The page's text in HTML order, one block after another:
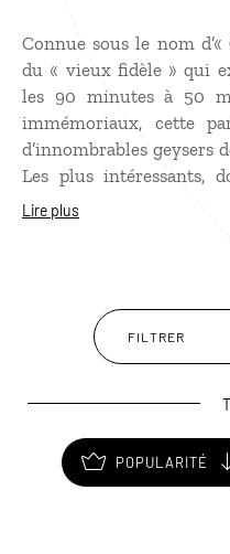
Connue sous le nom
du « vieux fidèle » qui
les 90 minutes à 50
immémoriaux, cette
d’innombrables geysers
Les plus intéressants,
trouvent dans l’Upper
conseillé de se
d’éruptions des
balade. Au cours de
cratère géant de
splendides, ni Grand
m de haut.
Lire plus
FILTRER
POPULARITÉ